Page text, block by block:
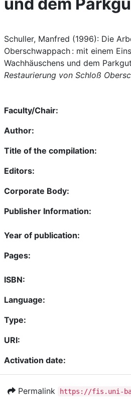
Schuller, Manfred (1996): Die
Oberschwappach : mit einem
Wachhäuschens und dem
Restaurierung von Schloß
Faculty/Chair:
Author:
Title of the compilation:
Editors:
Corporate Body:
Publisher Information:
Year of publication:
Pages:
ISBN:
Language:
Type:
URI:
Activation date:
Permalink https://fis.uni-